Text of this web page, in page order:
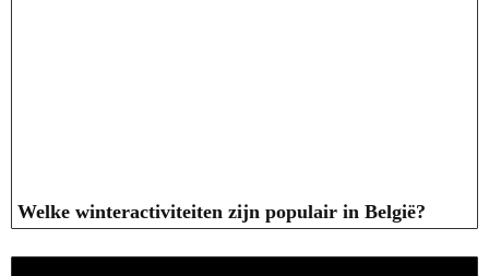
Welke winteractiviteiten zijn populair in België?